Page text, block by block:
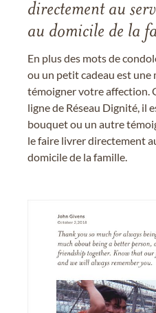
directement au
au domicile de la
En plus des mots de
ou un petit cadeau est une
témoigner votre affection.
ligne de Réseau Dignité, il
bouquet ou un autre
le faire livrer directement
domicile de la famille.